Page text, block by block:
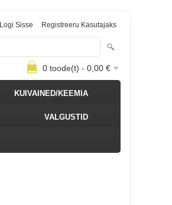
Logi Sisse Registreeru Kasutajaks
0 toode(t) - 0,00 €
KUIVAINED/KEEMIA
VALGUSTID